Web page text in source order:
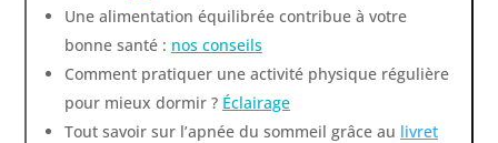
Une alimentation équilibrée contribue à votre
bonne santé : nos conseils
Comment pratiquer une activité physique régulière
pour mieux dormir ? Éclairage
Tout savoir sur l’apnée du sommeil grâce au livret